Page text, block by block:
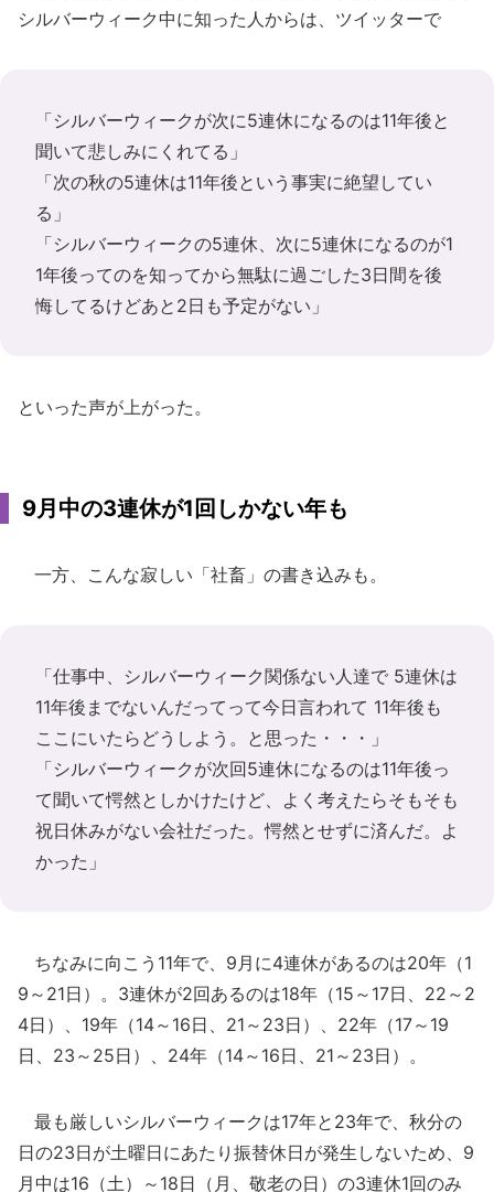
シルバーウィーク中に知った人からは、ツイッターで
「シルバーウィークが次に5連休になるのは11年後と
聞いて悲しみにくれてる」
「次の秋の5連休は11年後という事実に絶望してい
る」
「シルバーウィークの5連休、次に5連休になるのが1
1年後ってのを知ってから無駄に過ごした3日間を後
悔してるけどあと2日も予定がない」
といった声が上がった。
9月中の3連休が1回しかない年も
一方、こんな寂しい「社畜」の書き込みも。
「仕事中、シルバーウィーク関係ない人達で 5連休は
11年後までないんだってって今日言われて 11年後も
ここにいたらどうしよう。と思った・・・」
「シルバーウィークが次回5連休になるのは11年後っ
て聞いて愕然としかけたけど、よく考えたらそもそも
祝日休みがない会社だった。愕然とせずに済んだ。よ
かった」
ちなみに向こう11年で、9月に4連休があるのは20年（1
9～21日）。3連休が2回あるのは18年（15～17日、22～2
4日）、19年（14～16日、21～23日）、22年（17～19
日、23～25日）、24年（14～16日、21～23日）。
最も厳しいシルバーウィークは17年と23年で、秋分の
日の23日が土曜日にあたり振替休日が発生しないため、9
月中は16（土）～18日（月、敬老の日）の3連休1回のみ